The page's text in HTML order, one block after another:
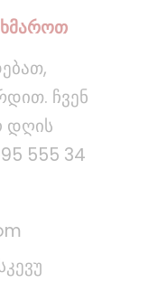
ჩვენ
დღის
555 34